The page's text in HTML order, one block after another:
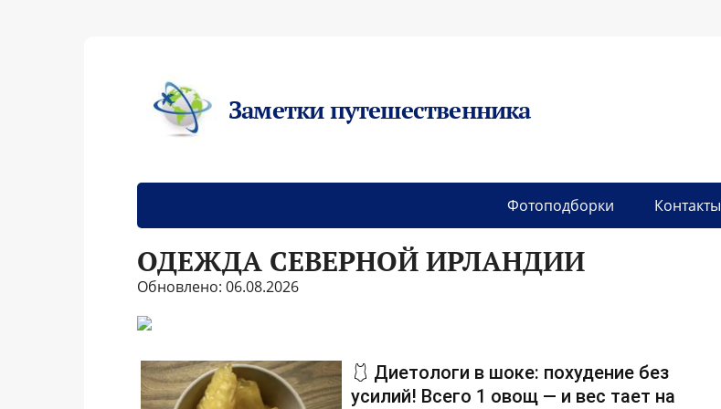
Заметки путешественника
Фотоподборки Контакты
ОДЕЖДА СЕВЕРНОЙ ИРЛАНДИИ
Обновлено: 06.08.2026
🩱 Диетологи в шоке: похудение без
усилий! Всего 1 овощ — и вес тает на